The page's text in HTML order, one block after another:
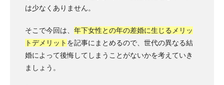
は少なくありません。
そこで今回は、 年下女性との年の差婚に生じるメリッ
トデメリット を記事にまとめるので、世代の異なる結
婚によって後悔してしまうことがないかを考えていき
ましょう。